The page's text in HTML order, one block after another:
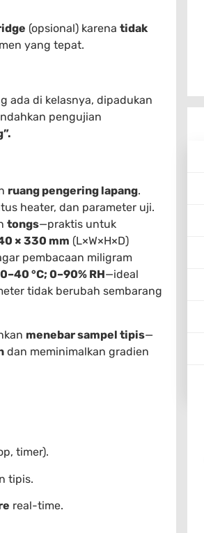
(opsional) karena tidak
yang tepat.
ada di kelasnya, dipadukan
pengujian
ruang pengering lapang.
heater, dan parameter uji.
tongs—praktis untuk
× 330 mm (L×W×H×D)
pembacaan miligram
°C; 0–90% RH—ideal
tidak berubah sembarang
menebar sampel tipis—
dan meminimalkan gradien
timer).
tipis.
real-time.